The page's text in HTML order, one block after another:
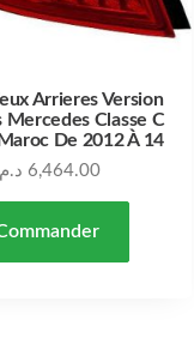
Arrieres Version
Mercedes Classe C
De 2012 À 14
6,464.00